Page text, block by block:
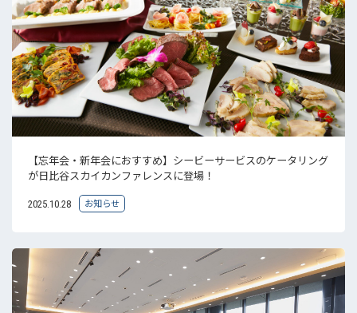
【忘年会・新年会におすすめ】シービーサービスのケータリング
が日比谷スカイカンファレンスに登場！
2025.10.28 お知らせ